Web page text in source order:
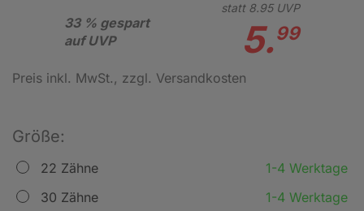
33 % gespart
auf UVP
statt 8.95UVP
5.99
Preis inkl. MwSt., zzgl. Versandkosten
Größe:
22 Zähne
1-4 Werktage
30 Zähne
1-4 Werktage